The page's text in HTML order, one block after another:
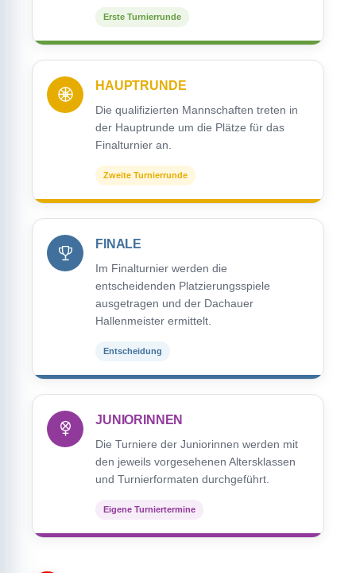
Erste Turnierrunde
HAUPTRUNDE
Die qualifizierten Mannschaften treten in
der Hauptrunde um die Plätze für das
Finalturnier an.
Zweite Turnierrunde
FINALE
Im Finalturnier werden die
entscheidenden Platzierungsspiele
ausgetragen und der Dachauer
Hallenmeister ermittelt.
Entscheidung
JUNIORINNEN
Die Turniere der Juniorinnen werden mit
den jeweils vorgesehenen Altersklassen
und Turnierformaten durchgeführt.
Eigene Turniertermine